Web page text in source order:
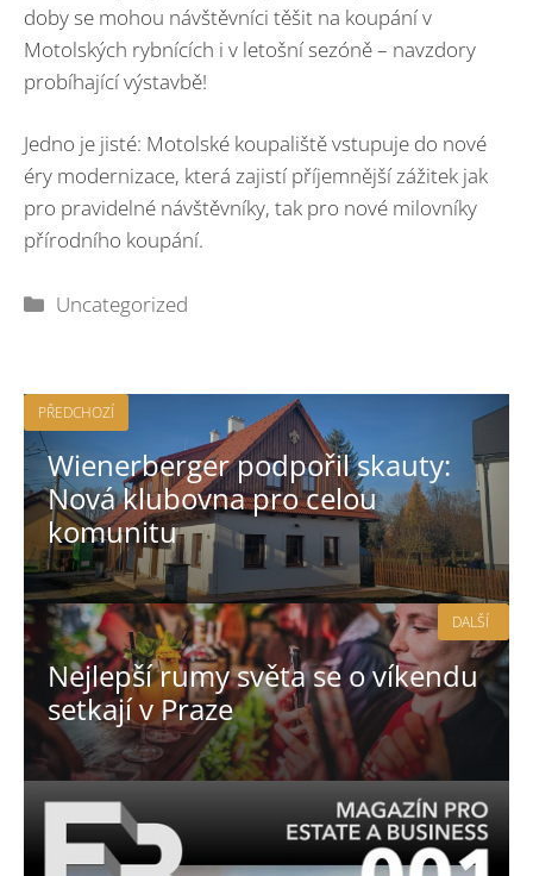
doby se mohou návštěvníci těšit na koupání v
Motolských rybnících i v letošní sezóně – navzdory
probíhající výstavbě!
Jedno je jisté: Motolské koupaliště vstupuje do nové
éry modernizace, která zajistí příjemnější zážitek jak
pro pravidelné návštěvníky, tak pro nové milovníky
přírodního koupání.
Rubriky
Uncategorized
PŘEDCHOZÍ
Wienerberger podpořil skauty:
Nová klubovna pro celou
komunitu
Nejlepší rumy světa se o víkendu
setkají v Praze
DALŠÍ